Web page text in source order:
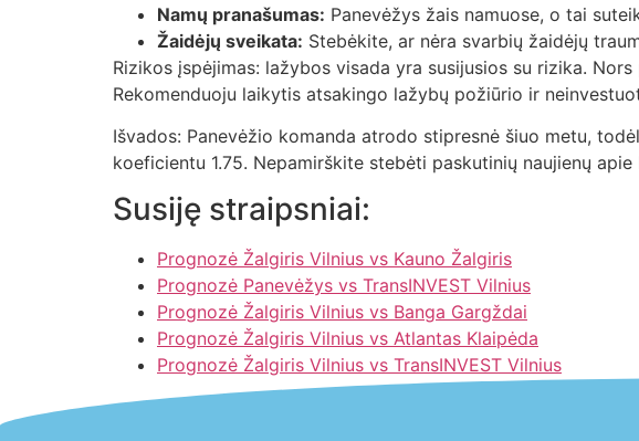
Namų pranašumas: Panevėžys žais namuose, o tai
Žaidėjų sveikata: Stebėkite, ar nėra svarbių žaidėjų
Rizikos įspėjimas: lažybos visada yra susijusios su rizika.
Rekomenduoju laikytis atsakingo lažybų požiūrio ir
Išvados: Panevėžio komanda atrodo stipresnė šiuo metu,
koeficientu 1.75. Nepamirškite stebėti paskutinių naujienų
Susiję straipsniai:
Prognozė Žalgiris Vilnius vs Kauno Žalgiris
Prognozė Panevėžys vs TransINVEST Vilnius
Prognozė Žalgiris Vilnius vs Banga Gargždai
Prognozė Žalgiris Vilnius vs Atlantas Klaipėda
Prognozė Žalgiris Vilnius vs TransINVEST Vilnius